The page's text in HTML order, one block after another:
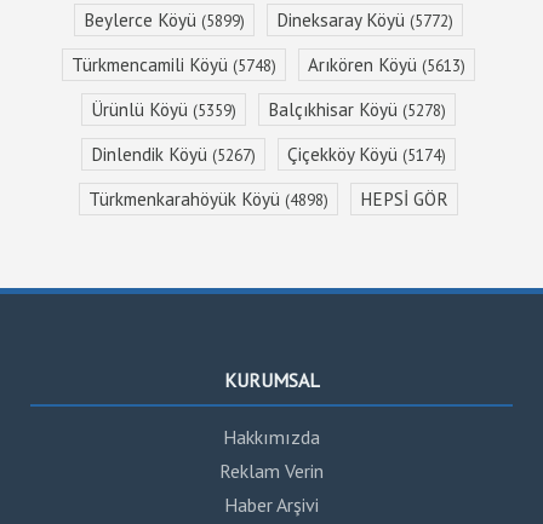
Beylerce Köyü (5899) Dineksaray Köyü (5772)
Türkmencamili Köyü (5748) Arıkören Köyü (5613)
Ürünlü Köyü (5359) Balçıkhisar Köyü (5278)
Dinlendik Köyü (5267) Çiçekköy Köyü (5174)
Türkmenkarahöyük Köyü (4898) HEPSİ GÖR
KURUMSAL
Hakkımızda
Reklam Verin
Haber Arşivi